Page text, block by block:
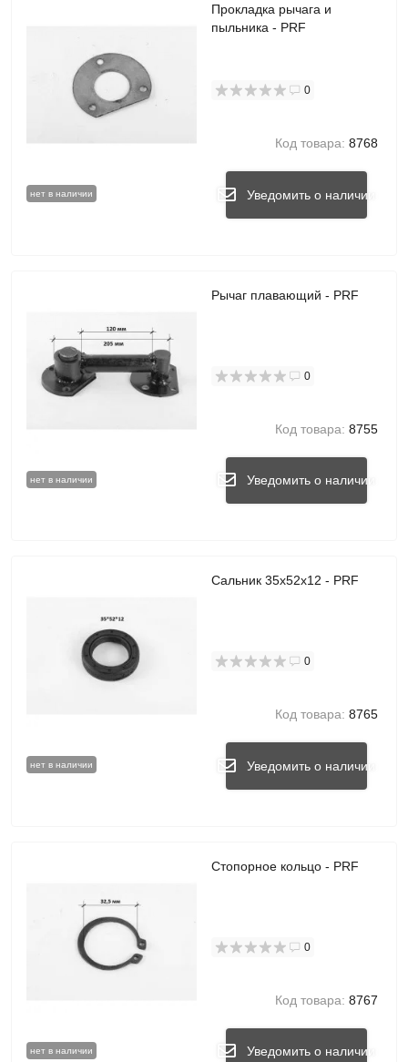
нет в наличии
Прокладка рычага и
пыльника - PRF
0
Код товара: 8768
Уведомить о наличии
нет в наличии
Рычаг плавающий - PRF
0
Код товара: 8755
Уведомить о наличии
нет в наличии
Сальник 35x52x12 - PRF
0
Код товара: 8765
Уведомить о наличии
нет в наличии
Стопорное кольцо - PRF
0
Код товара: 8767
Уведомить о наличии